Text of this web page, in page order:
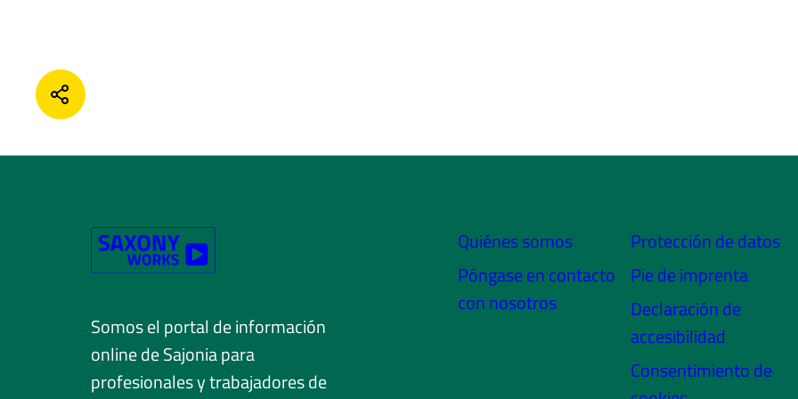
COMPARTIR
Somos el portal de información
online de Sajonia para
profesionales y trabajadores de
Quiénes somos
Póngase en contacto
con nosotros
Protección de datos
Pie de imprenta
Declaración de
accesibilidad
Consentimiento de